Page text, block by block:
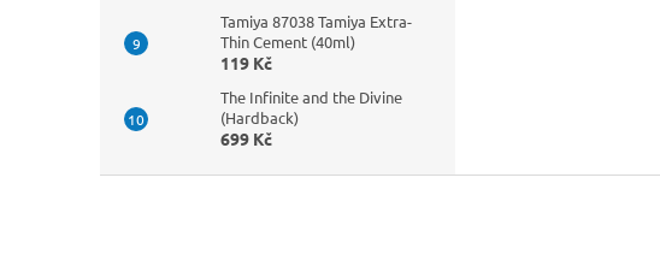
Tamiya 87038 Tamiya Extra-
Thin Cement (40ml)
119 Kč
The Infinite and the Divine
(Hardback)
699 Kč